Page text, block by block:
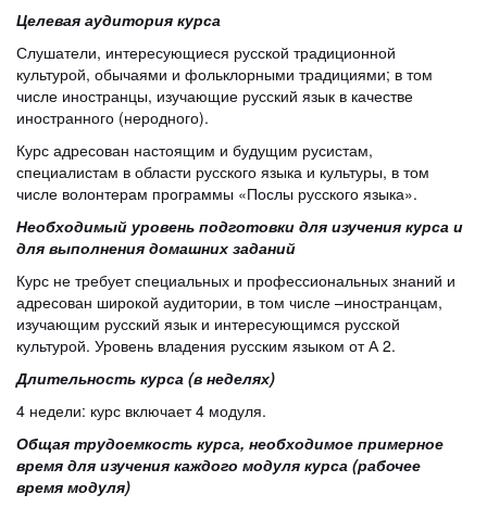
Целевая аудитория курса
Слушатели, интересующиеся русской традиционной
культурой, обычаями и фольклорными традициями; в том
числе иностранцы, изучающие русский язык в качестве
иностранного (неродного).
Курс адресован настоящим и будущим русистам,
специалистам в области русского языка и культуры, в том
числе волонтерам программы «Послы русского языка».
Необходимый уровень подготовки для изучения курса и
для выполнения домашних заданий
Курс не требует специальных и профессиональных знаний и
адресован широкой аудитории, в том числе –иностранцам,
изучающим русский язык и интересующимся русской
культурой. Уровень владения русским языком от А 2.
Длительность курса (в неделях)
4 недели: курс включает 4 модуля.
Общая трудоемкость курса, необходимое примерное
время для изучения каждого модуля курса (рабочее
время модуля)